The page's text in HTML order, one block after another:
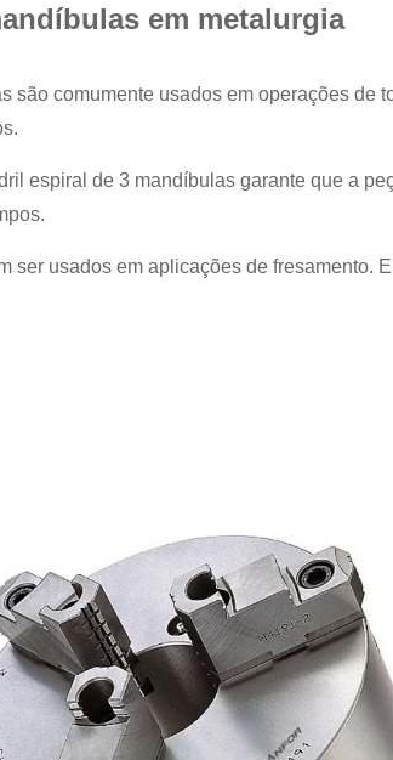
em metalurgia
são comumente usados em operações
espiral de 3 mandíbulas garante que a
ser usados em aplicações de